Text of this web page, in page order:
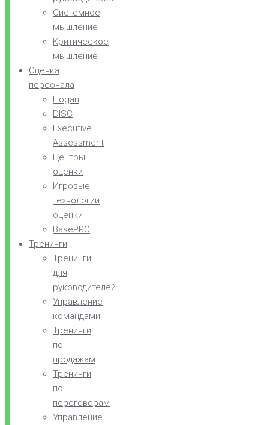
Системное
мышление
Критическое
мышление
Оценка
персонала
Hogan
DISC
Executive
Assessment
Центры
оценки
Игровые
технологии
оценки
BasePRO
Тренинги
Тренинги
для
руководителей
Управление
командами
Тренинги
по
продажам
Тренинги
по
переговорам
Управление